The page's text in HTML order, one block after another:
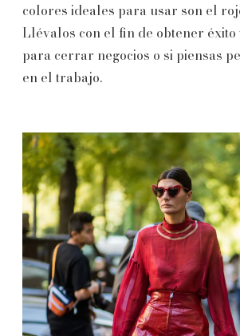
colores ideales para usar son el
Llévalos con el fin de obtener
para cerrar negocios o si piensas
en el trabajo.